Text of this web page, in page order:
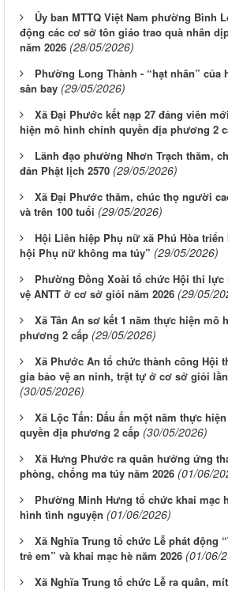
Ủy ban MTTQ Việt Nam phường Bình
động các cơ sở tôn giáo trao quà nhân
năm 2026 (28/05/2026)
Phường Long Thành - “hạt nhân” của
sân bay (29/05/2026)
Xã Đại Phước kết nạp 27 đảng viên
hiện mô hình chính quyền địa phương 2
Lãnh đạo phường Nhơn Trạch thăm,
đản Phật lịch 2570 (29/05/2026)
Xã Đại Phước thăm, chúc thọ người
và trên 100 tuổi (29/05/2026)
Hội Liên hiệp Phụ nữ xã Phú Hòa
hội Phụ nữ không ma túy” (29/05/2026)
Phường Đồng Xoài tổ chức Hội thi
vệ ANTT ở cơ sở giỏi năm 2026 (29/05/
Xã Tân An sơ kết 1 năm thực hiện mô
phương 2 cấp (29/05/2026)
Xã Phước An tổ chức thành công Hội
gia bảo vệ an ninh, trật tự ở cơ sở giỏi
(30/05/2026)
Xã Lộc Tấn: Dấu ấn một năm thực
quyền địa phương 2 cấp (30/05/2026)
Xã Hưng Phước ra quân hưởng ứng
phòng, chống ma túy năm 2026 (01/06/
Phường Minh Hưng tổ chức khai mạc
hình tình nguyện (01/06/2026)
Xã Nghĩa Trung tổ chức Lễ phát động
trẻ em” và khai mạc hè năm 2026 (01/06/
Xã Nghĩa Trung tổ chức Lễ ra quân,